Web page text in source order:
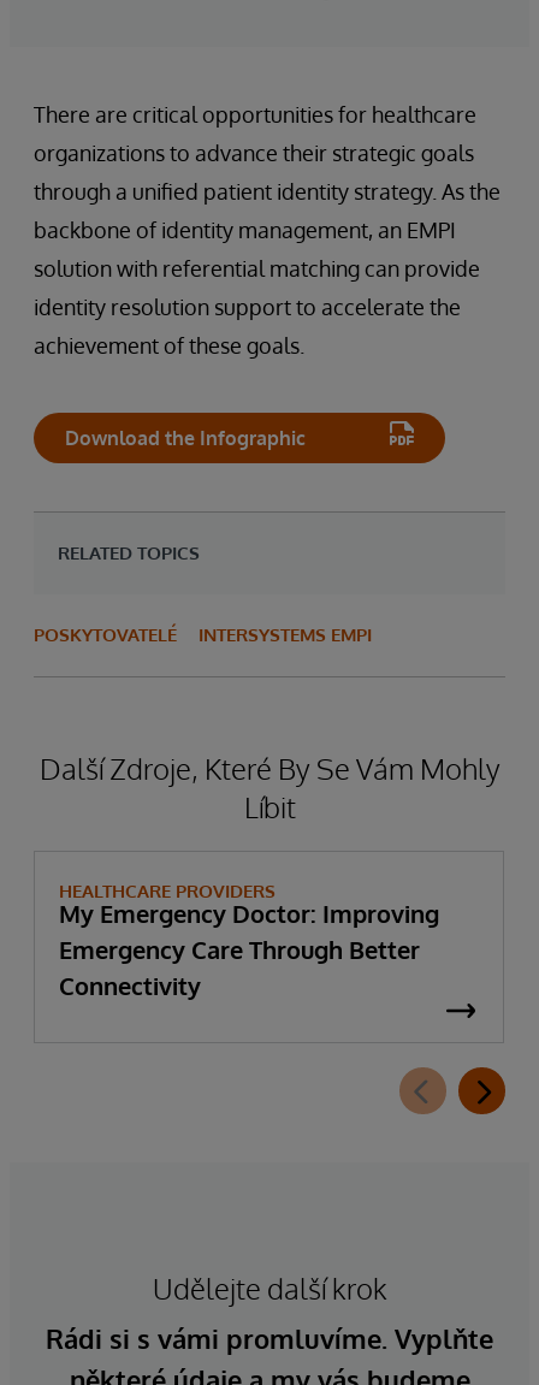
There are critical opportunities for healthcare
organizations to advance their strategic goals
through a unified patient identity strategy. As the
backbone of identity management, an EMPI
solution with referential matching can provide
identity resolution support to accelerate the
achievement of these goals.
Download the Infographic
RELATED TOPICS
POSKYTOVATELÉ INTERSYSTEMS EMPI
Další Zdroje, Které By Se Vám Mohly
Líbit
HEALTHCARE PROVIDERS
My Emergency Doctor: Improving
Emergency Care Through Better
Connectivity
Udělejte další krok
Rádi si s vámi promluvíme. Vyplňte